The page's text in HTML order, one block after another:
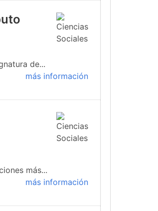
de...
más información
más...
más información